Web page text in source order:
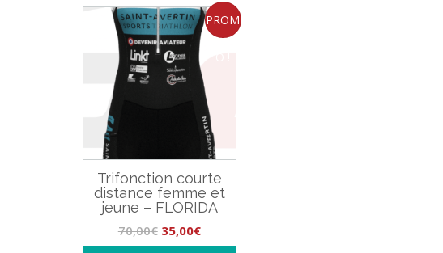
PROM
Trifonction courte
distance femme et
jeune – FLORIDA
70,00€ 35,00€